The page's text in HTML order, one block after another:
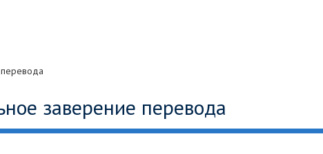
заверение перевода